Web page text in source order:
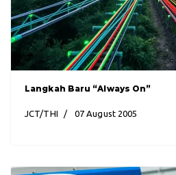
Langkah Baru “Always On”
JCT/THI 07 August 2005